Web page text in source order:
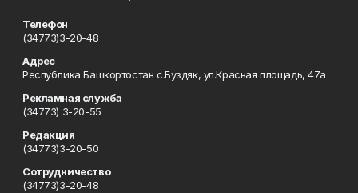
Телефон
(34773)3-20-48
Адрес
Республика Башкортостан с.Буздяк, ул.Красная площадь, 47а
Рекламная служба
(34773) 3-20-55
Редакция
(34773)3-20-50
Сотрудничество
(34773)3-20-48